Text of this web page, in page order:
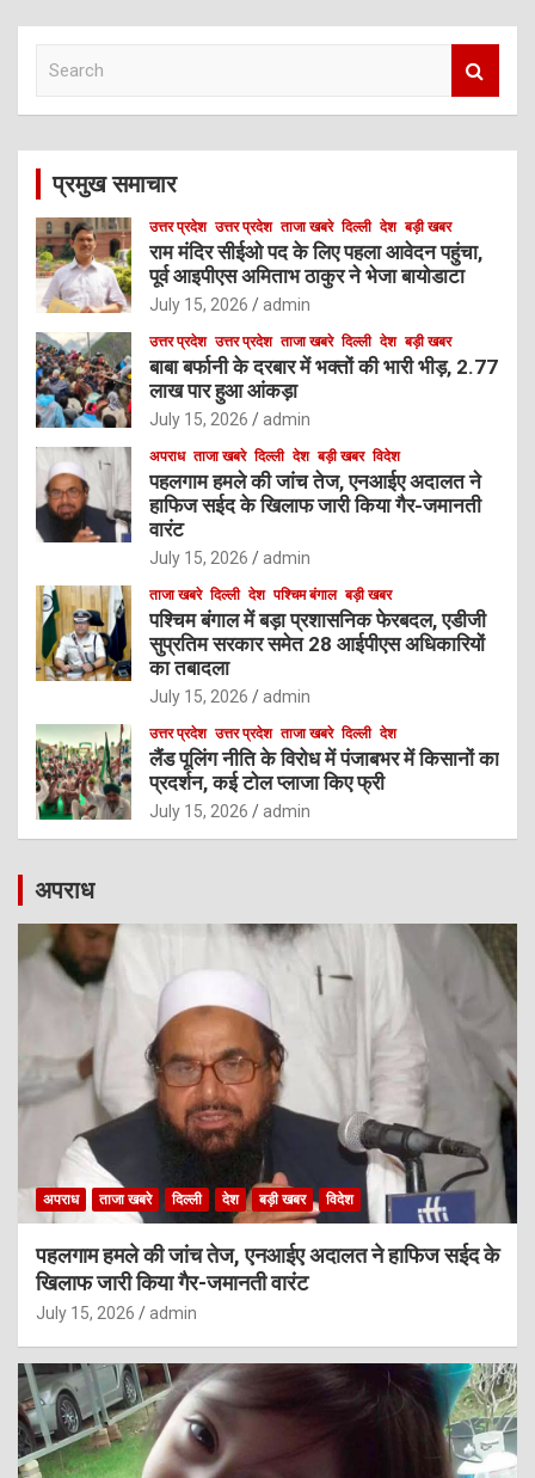
c
प्रमुख समाचार
उत्तर प्रदेश उत्तर प्रदेश ताजा खबरे दिल्ली देश बड़ी खबर
राम मंदिर सीईओ पद के लिए पहला आवेदन पहुंचा,
पूर्व आइपीएस अमिताभ ठाकुर ने भेजा बायोडाटा
July 15, 2026 admin
उत्तर प्रदेश उत्तर प्रदेश ताजा खबरे दिल्ली देश बड़ी खबर
बाबा बर्फानी के दरबार में भक्तों की भारी भीड़, 2.77
लाख पार हुआ आंकड़ा
July 15, 2026 admin
अपराध ताजा खबरे दिल्ली देश बड़ी खबर विदेश
पहलगाम हमले की जांच तेज, एनआईए अदालत ने
हाफिज सईद के खिलाफ जारी किया गैर-जमानती
वारंट
July 15, 2026 admin
ताजा खबरे दिल्ली देश पश्चिम बंगाल बड़ी खबर
पश्चिम बंगाल में बड़ा प्रशासनिक फेरबदल, एडीजी
सुप्रतिम सरकार समेत 28 आईपीएस अधिकारियों
का तबादला
July 15, 2026 admin
उत्तर प्रदेश उत्तर प्रदेश ताजा खबरे दिल्ली देश
लैंड पूलिंग नीति के विरोध में पंजाबभर में किसानों का
प्रदर्शन, कई टोल प्लाजा किए फ्री
July 15, 2026 admin
अपराध
अपराध ताजा खबरे दिल्ली देश बड़ी खबर विदेश
पहलगाम हमले की जांच तेज, एनआईए अदालत ने हाफिज सईद के
खिलाफ जारी किया गैर-जमानती वारंट
July 15, 2026 admin